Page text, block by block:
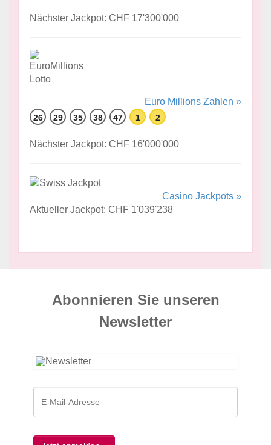
Nächster Jackpot: CHF 17'300'000
Euro Millions Zahlen »
26 29 35 38 47 1 2
Nächster Jackpot: CHF 16'000'000
Casino Jackpots »
Aktueller Jackpot: CHF 1'039'238
Abonnieren Sie unseren
News­letter